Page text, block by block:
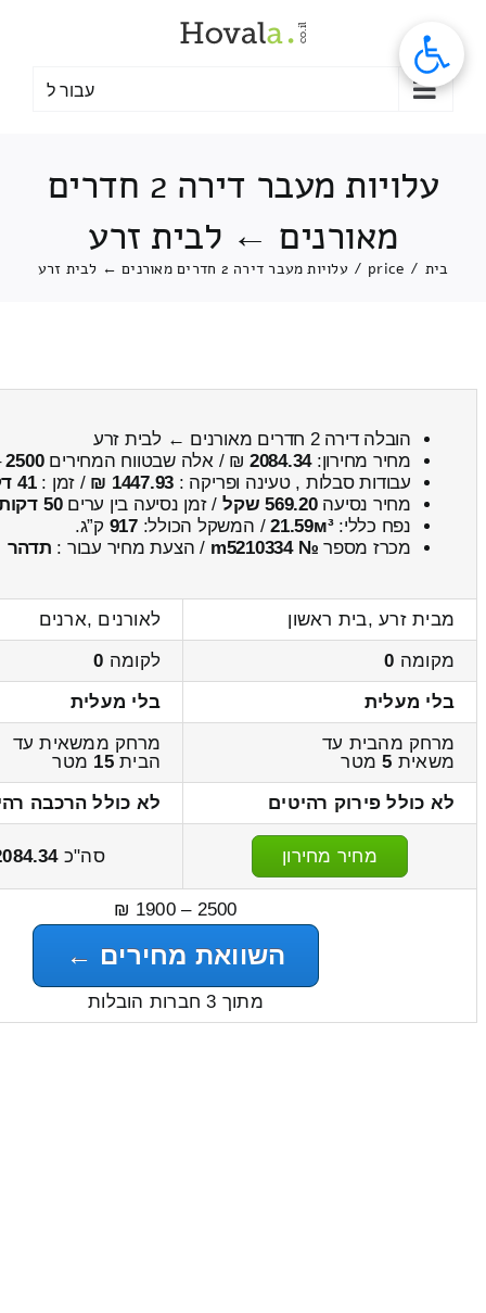
עבור ל
עלויות מעבר דירה 2 חדרים
מאורנים ← לבית זרע
בית /
price
/ עלויות מעבר דירה 2 חדרים מאורנים ← לבית זרע
הובלה דירה 2 חדרים מאורנים ← לבית זרע
מחיר מחירון:2084.34 ₪ / אלה שבטווח המחירים2500
עבודות סבלות , טעינה ופריקה : 1447.93 ₪ / זמן :41 דקות 45 שניות
מחיר נסיעה569.20 שקל / זמן נסיעה בין ערים50 דקות
נפח כללי:21.59м³/ המשקל הכולל:917 ק”ג.
מכרז מספר № m5210334 / הצעת מחיר עבור : תדהר
מבית זרע ,בית ראשון
לאורנים ,ארנים
מקומה 0 לקומה 0
בלי מעלית
בלי מעלית
מרחק מהבית עד
משאית 5מטר
מרחק ממשאית עד
הבית15 מטר
לא כולל פירוק רהיטים
לא כולל הרכבה
מחיר מחירון סה"כ
2500 – 1900 ₪
השוואת מחירים ←
מתוך 3 חברות הובלות